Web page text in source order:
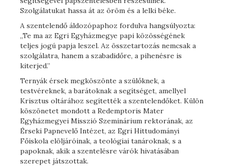
Szolgálatukat hassa át az öröm és a lelki béke.
A szentelendő áldozópaphoz fordulva hangsúlyozta:
„Te ma az Egri Egyházmegye papi közösségének
teljes jogú papja leszel. Az összetartozás nemcsak a
szolgálatra, hanem a szabadidőre, a pihenésre is
kiterjed.”
Ternyák érsek megköszönte a szülőknek, a
testvéreknek, a barátoknak a segítséget, amellyel
Krisztus oltárához segítették a szentelendőket. Külön
köszönetet mondott a Redemptoris Mater
Egyházmegyei Misszió Szeminárium rektorának, az
Érseki Papnevelő Intézet, az Egri Hittudományi
Főiskola elöljáróinak, a teológiai tanároknak, s a
papoknak, akik a szentelésre várók hivatásában
szerepet játszottak.